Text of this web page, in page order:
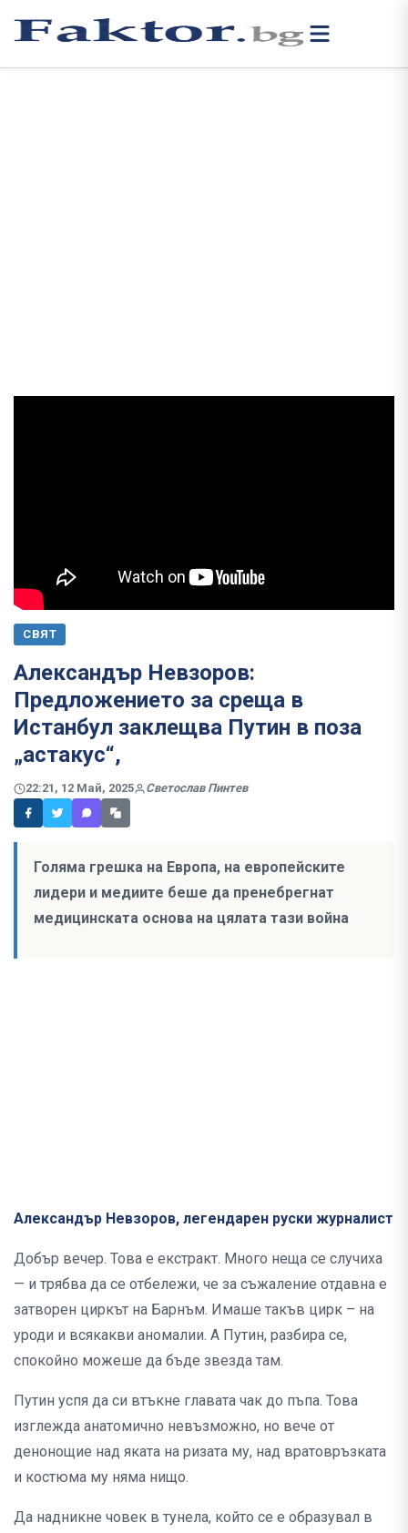
СВЯТ
Александър Невзоров:
Предложението за среща в
Истанбул заклещва Путин в поза
„астакус“,
22:21, 12 Май, 2025 Светослав Пинтев
Голяма грешка на Европа, на европейските
лидери и медиите беше да пренебрегнат
медицинската основа на цялата тази война
Александър Невзоров, легендарен руски журналист
Добър вечер. Това е екстракт. Много неща се случиха
— и трябва да се отбележи, че за съжаление отдавна е
затворен циркът на Барнъм. Имаше такъв цирк – на
уроди и всякакви аномалии. А Путин, разбира се,
спокойно можеше да бъде звезда там.
Путин успя да си втъкне главата чак до пъпа. Това
изглежда анатомично невъзможно, но вече от
денонощие над яката на ризата му, над вратовръзката
и костюма му няма нищо.
Да надникне човек в тунела, който се е образувал в